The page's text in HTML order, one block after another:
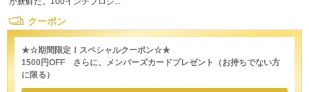
クーポン
★☆期間限定！スペシャルクーポン☆★
1500円OFF さらに、メンバーズカードプレゼント（お持ちでない方
に限る）